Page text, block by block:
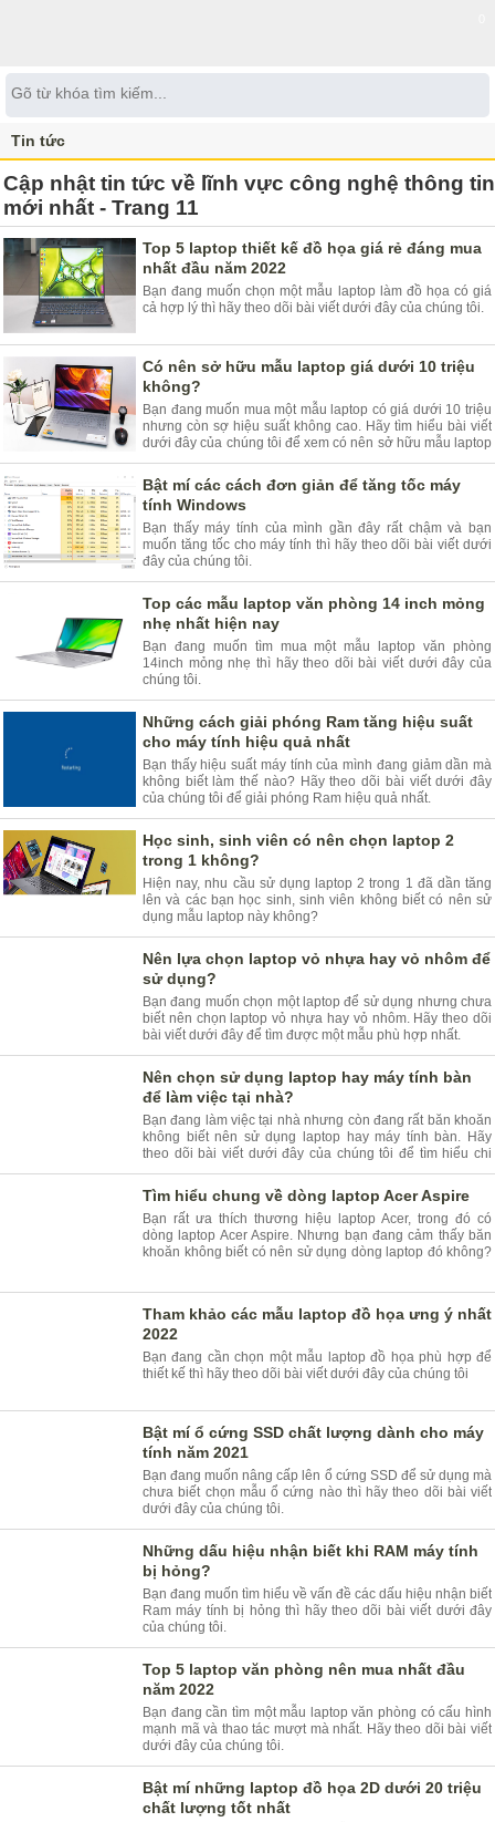
Tin tức
Cập nhật tin tức về lĩnh vực công nghệ thông tin
mới nhất - Trang 11
Top 5 laptop thiết kế đồ họa giá rẻ đáng mua
nhất đầu năm 2022
Bạn đang muốn chọn một mẫu laptop làm đồ họa có giá
cả hợp lý thì hãy theo dõi bài viết dưới đây của chúng tôi.
Có nên sở hữu mẫu laptop giá dưới 10 triệu
không?
Bạn đang muốn mua một mẫu laptop có giá dưới 10 triệu
nhưng còn sợ hiệu suất không cao. Hãy tìm hiểu bài viết
dưới đây của chúng tôi để xem có nên sở hữu mẫu laptop
giá dưới 10 triệu.
Bật mí các cách đơn giản để tăng tốc máy
tính Windows
Bạn thấy máy tính của mình gần đây rất chậm và bạn
muốn tăng tốc cho máy tính thì hãy theo dõi bài viết dưới
đây của chúng tôi.
Top các mẫu laptop văn phòng 14 inch mỏng
nhẹ nhất hiện nay
Bạn đang muốn tìm mua một mẫu laptop văn phòng
14inch mỏng nhẹ thì hãy theo dõi bài viết dưới đây của
chúng tôi.
Những cách giải phóng Ram tăng hiệu suất
cho máy tính hiệu quả nhất
Bạn thấy hiệu suất máy tính của mình đang giảm dần mà
không biết làm thế nào? Hãy theo dõi bài viết dưới đây
của chúng tôi để giải phóng Ram hiệu quả nhất.
Học sinh, sinh viên có nên chọn laptop 2
trong 1 không?
Hiện nay, nhu cầu sử dụng laptop 2 trong 1 đã dần tăng
lên và các bạn học sinh, sinh viên không biết có nên sử
dụng mẫu laptop này không?
Nên lựa chọn laptop vỏ nhựa hay vỏ nhôm để
sử dụng?
Bạn đang muốn chọn một laptop để sử dụng nhưng chưa
biết nên chọn laptop vỏ nhựa hay vỏ nhôm. Hãy theo dõi
bài viết dưới đây để tìm được một mẫu phù hợp nhất.
Nên chọn sử dụng laptop hay máy tính bàn
để làm việc tại nhà?
Bạn đang làm việc tại nhà nhưng còn đang rất băn khoăn
không biết nên sử dụng laptop hay máy tính bàn. Hãy
theo dõi bài viết dưới đây của chúng tôi để tìm hiểu chi
tiết.
Tìm hiểu chung về dòng laptop Acer Aspire
Bạn rất ưa thích thương hiệu laptop Acer, trong đó có
dòng laptop Acer Aspire. Nhưng bạn đang cảm thấy băn
khoăn không biết có nên sử dụng dòng laptop đó không?
Tham khảo các mẫu laptop đồ họa ưng ý nhất
2022
Bạn đang cần chọn một mẫu laptop đồ họa phù hợp để
thiết kế thì hãy theo dõi bài viết dưới đây của chúng tôi
Bật mí ổ cứng SSD chất lượng dành cho máy
tính năm 2021
Bạn đang muốn nâng cấp lên ổ cứng SSD để sử dụng mà
chưa biết chọn mẫu ổ cứng nào thì hãy theo dõi bài viết
dưới đây của chúng tôi.
Những dấu hiệu nhận biết khi RAM máy tính
bị hỏng?
Bạn đang muốn tìm hiểu về vấn đề các dấu hiệu nhận biết
Ram máy tính bị hỏng thì hãy theo dõi bài viết dưới đây
của chúng tôi.
Top 5 laptop văn phòng nên mua nhất đầu
năm 2022
Bạn đang cần tìm một mẫu laptop văn phòng có cấu hình
mạnh mã và thao tác mượt mà nhất. Hãy theo dõi bài viết
dưới đây của chúng tôi.
Bật mí những laptop đồ họa 2D dưới 20 triệu
chất lượng tốt nhất